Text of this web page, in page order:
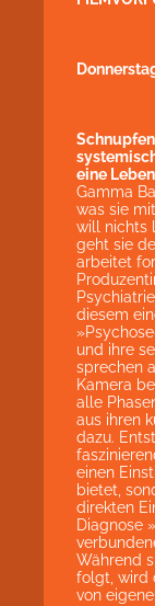
eine
Gamma
was sie
will nichts
geht sie
arbeitet
diesem
und ihre
sprechen
Kamera
alle
aus ihren
dazu.
einen
bietet,
direkten
Diagnose
Während
folgt, wird
von